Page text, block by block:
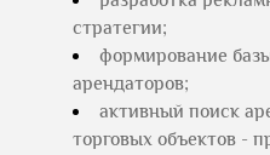
стратегии;
формирование
арендаторов;
активный поиск
торговых объектов -